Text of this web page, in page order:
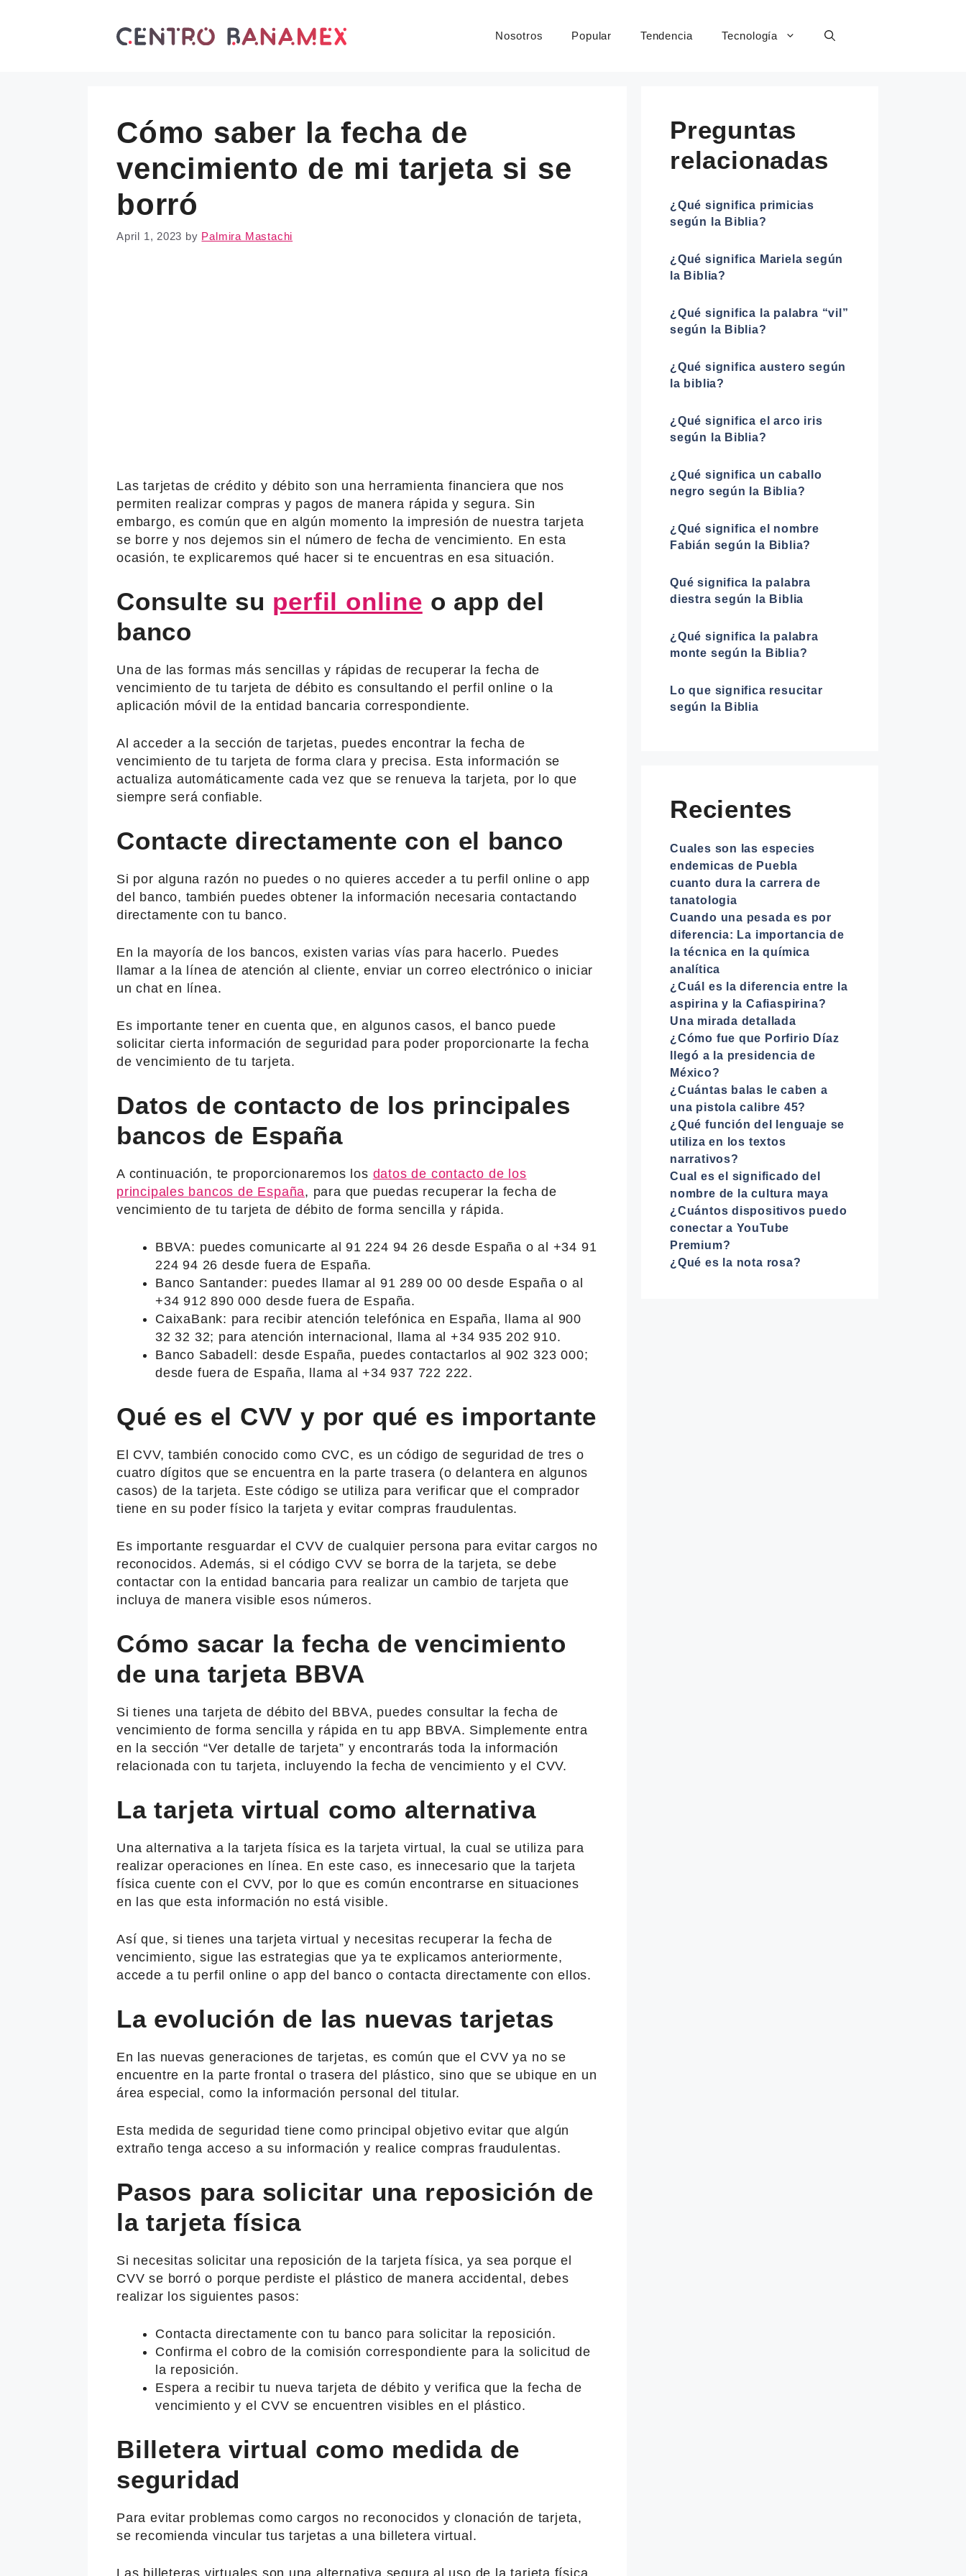
Nosotros Popular Tendencia Tecnología
Cómo saber la fecha de
vencimiento de mi tarjeta si se
borró
April 1, 2023 by Palmira Mastachi
Las tarjetas de crédito y débito son una herramienta financiera que nos
permiten realizar compras y pagos de manera rápida y segura. Sin
embargo, es común que en algún momento la impresión de nuestra tarjeta
se borre y nos dejemos sin el número de fecha de vencimiento. En esta
ocasión, te explicaremos qué hacer si te encuentras en esa situación.
Consulte su perfil online o app del
banco
Una de las formas más sencillas y rápidas de recuperar la fecha de
vencimiento de tu tarjeta de débito es consultando el perfil online o la
aplicación móvil de la entidad bancaria correspondiente.
Al acceder a la sección de tarjetas, puedes encontrar la fecha de
vencimiento de tu tarjeta de forma clara y precisa. Esta información se
actualiza automáticamente cada vez que se renueva la tarjeta, por lo que
siempre será confiable.
Contacte directamente con el banco
Si por alguna razón no puedes o no quieres acceder a tu perfil online o app
del banco, también puedes obtener la información necesaria contactando
directamente con tu banco.
En la mayoría de los bancos, existen varias vías para hacerlo. Puedes
llamar a la línea de atención al cliente, enviar un correo electrónico o iniciar
un chat en línea.
Es importante tener en cuenta que, en algunos casos, el banco puede
solicitar cierta información de seguridad para poder proporcionarte la fecha
de vencimiento de tu tarjeta.
Datos de contacto de los principales
bancos de España
A continuación, te proporcionaremos los datos de contacto de los
principales bancos de España, para que puedas recuperar la fecha de
vencimiento de tu tarjeta de débito de forma sencilla y rápida.
BBVA: puedes comunicarte al 91 224 94 26 desde España o al +34 91
224 94 26 desde fuera de España.
Banco Santander: puedes llamar al 91 289 00 00 desde España o al
+34 912 890 000 desde fuera de España.
CaixaBank: para recibir atención telefónica en España, llama al 900
32 32 32; para atención internacional, llama al +34 935 202 910.
Banco Sabadell: desde España, puedes contactarlos al 902 323 000;
desde fuera de España, llama al +34 937 722 222.
Qué es el CVV y por qué es importante
El CVV, también conocido como CVC, es un código de seguridad de tres o
cuatro dígitos que se encuentra en la parte trasera (o delantera en algunos
casos) de la tarjeta. Este código se utiliza para verificar que el comprador
tiene en su poder físico la tarjeta y evitar compras fraudulentas.
Es importante resguardar el CVV de cualquier persona para evitar cargos no
reconocidos. Además, si el código CVV se borra de la tarjeta, se debe
contactar con la entidad bancaria para realizar un cambio de tarjeta que
incluya de manera visible esos números.
Cómo sacar la fecha de vencimiento
de una tarjeta BBVA
Si tienes una tarjeta de débito del BBVA, puedes consultar la fecha de
vencimiento de forma sencilla y rápida en tu app BBVA. Simplemente entra
en la sección “Ver detalle de tarjeta” y encontrarás toda la información
relacionada con tu tarjeta, incluyendo la fecha de vencimiento y el CVV.
La tarjeta virtual como alternativa
Una alternativa a la tarjeta física es la tarjeta virtual, la cual se utiliza para
realizar operaciones en línea. En este caso, es innecesario que la tarjeta
física cuente con el CVV, por lo que es común encontrarse en situaciones
en las que esta información no está visible.
Así que, si tienes una tarjeta virtual y necesitas recuperar la fecha de
vencimiento, sigue las estrategias que ya te explicamos anteriormente,
accede a tu perfil online o app del banco o contacta directamente con ellos.
La evolución de las nuevas tarjetas
En las nuevas generaciones de tarjetas, es común que el CVV ya no se
encuentre en la parte frontal o trasera del plástico, sino que se ubique en un
área especial, como la información personal del titular.
Esta medida de seguridad tiene como principal objetivo evitar que algún
extraño tenga acceso a su información y realice compras fraudulentas.
Pasos para solicitar una reposición de
la tarjeta física
Si necesitas solicitar una reposición de la tarjeta física, ya sea porque el
CVV se borró o porque perdiste el plástico de manera accidental, debes
realizar los siguientes pasos:
Contacta directamente con tu banco para solicitar la reposición.
Confirma el cobro de la comisión correspondiente para la solicitud de
la reposición.
Espera a recibir tu nueva tarjeta de débito y verifica que la fecha de
vencimiento y el CVV se encuentren visibles en el plástico.
Billetera virtual como medida de
seguridad
Para evitar problemas como cargos no reconocidos y clonación de tarjeta,
se recomienda vincular tus tarjetas a una billetera virtual.
Las billeteras virtuales son una alternativa segura al uso de la tarjeta física,
Preguntas
relacionadas
¿Qué significa primicias
según la Biblia?
¿Qué significa Mariela según
la Biblia?
¿Qué significa la palabra “vil”
según la Biblia?
¿Qué significa austero según
la biblia?
¿Qué significa el arco iris
según la Biblia?
¿Qué significa un caballo
negro según la Biblia?
¿Qué significa el nombre
Fabián según la Biblia?
Qué significa la palabra
diestra según la Biblia
¿Qué significa la palabra
monte según la Biblia?
Lo que significa resucitar
según la Biblia
Recientes
Cuales son las especies
endemicas de Puebla
cuanto dura la carrera de
tanatologia
Cuando una pesada es por
diferencia: La importancia de
la técnica en la química
analítica
¿Cuál es la diferencia entre la
aspirina y la Cafiaspirina?
Una mirada detallada
¿Cómo fue que Porfirio Díaz
llegó a la presidencia de
México?
¿Cuántas balas le caben a
una pistola calibre 45?
¿Qué función del lenguaje se
utiliza en los textos
narrativos?
Cual es el significado del
nombre de la cultura maya
¿Cuántos dispositivos puedo
conectar a YouTube
Premium?
¿Qué es la nota rosa?